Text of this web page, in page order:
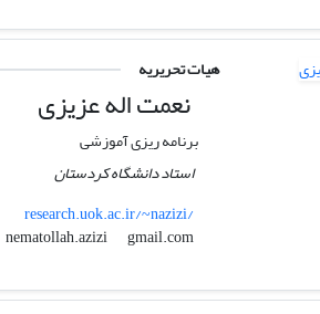
هیات تحریریه
نعمت اله عزیزی
برنامه ریزی آموزشی
استاد دانشگاه کردستان
research.uok.ac.ir/~nazizi/
nematollah.azizi
gmail.com